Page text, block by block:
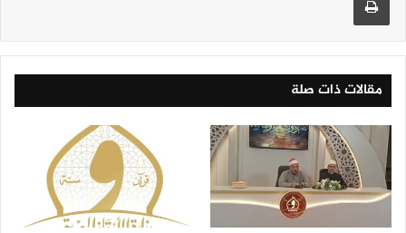
مقالات ذات صلة